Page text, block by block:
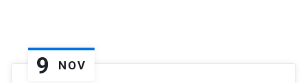
9 NOV